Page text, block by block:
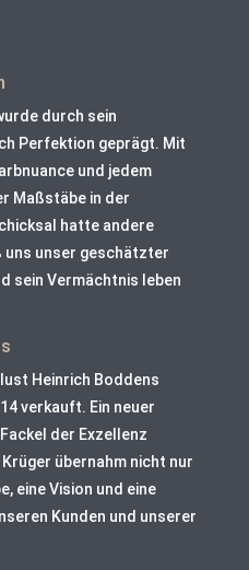
durch sein
Perfektion geprägt. Mit
und jedem
Maßstäbe in der
hatte andere
uns unser geschätzter
sein Vermächtnis leben
Heinrich Boddens
verkauft. Ein neuer
der Exzellenz
übernahm nicht nur
eine Vision und eine
Kunden und unserer